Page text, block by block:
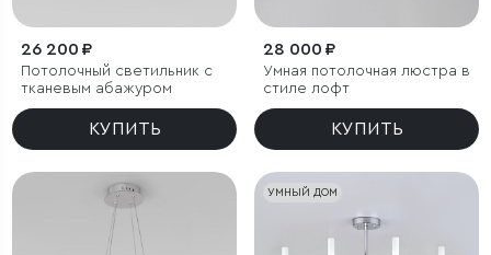
26 200 ₽
Потолочный светильник с
тканевым абажуром
КУПИТЬ
28 000 ₽
Умная потолочная люстра в
стиле лофт
КУПИТЬ
УМНЫЙ ДОМ